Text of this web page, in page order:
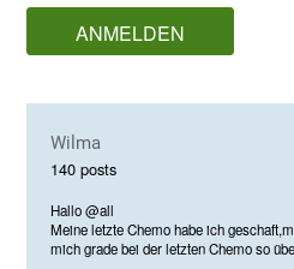
ANMELDEN
Wilma
140 posts
Hallo @all
Meine letzte Chemo habe ich
mich grade bei der letzten Chemo so